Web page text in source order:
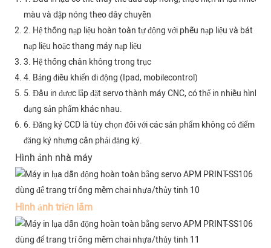
màu và dập nóng theo dây chuyền
2. Hệ thống nạp liệu hoàn toàn tự động với phễu nạp liệu và bát
nạp liệu hoặc thang máy nạp liệu
3. Hệ thống chân không trong trục
4. Bảng điều khiển di động (Ipad, mobilecontrol)
5. Đầu in được lắp đặt servo thành máy CNC, có thể in nhiều hình
dạng sản phẩm khác nhau.
6. Đăng ký CCD là tùy chọn đối với các sản phẩm không có điểm
đăng ký nhưng cần phải đăng ký.
Hình ảnh nhà máy
Hình ảnh triển lãm